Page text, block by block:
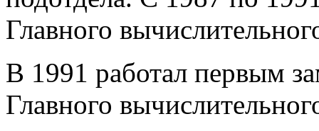
Главного
В 1991 работал первым
Главного